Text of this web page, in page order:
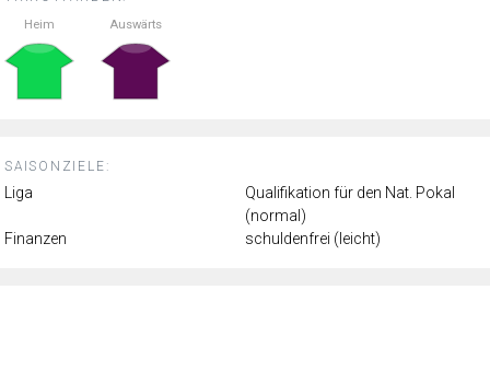
Heim Auswärts
SAISONZIELE:
Liga
Qualifikation für den Nat. Pokal
(normal)
Finanzen
schuldenfrei (leicht)